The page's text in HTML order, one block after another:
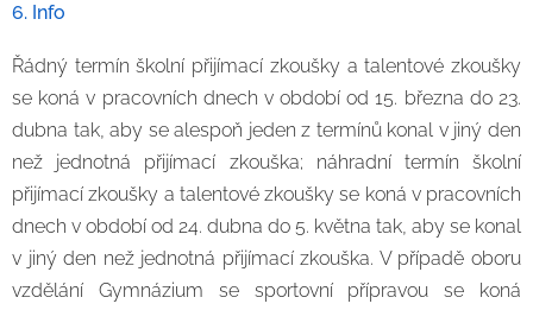
6. Info
Řádný termín školní přijímací zkoušky a talentové zkoušky
se koná v pracovních dnech v období od 15. března do 23.
dubna tak, aby se alespoň jeden z termínů konal v jiný den
než jednotná přijímací zkouška; náhradní termín školní
přijímací zkoušky a talentové zkoušky se koná v pracovních
dnech v období od 24. dubna do 5. května tak, aby se konal
v jiný den než jednotná přijímací zkouška. V případě oboru
vzdělání Gymnázium se sportovní přípravou se koná